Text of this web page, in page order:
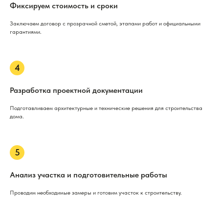
Фиксируем стоимость и сроки
Заключаем договор с прозрачной сметой, этапами работ и официальными
гарантиями.
Разработка проектной документации
Подготавливаем архитектурные и технические решения для строительства
дома.
Анализ участка и подготовительные работы
Проводим необходимые замеры и готовим участок к строительству.